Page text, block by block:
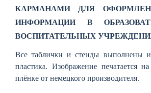
КАРМАНАМИ ДЛЯ
ИНФОРМАЦИИ В
ВОСПИТАТЕЛЬНЫХ
Все таблички и стенды выполнены
пластика. Изображение печатается
плёнке от немецкого производителя.